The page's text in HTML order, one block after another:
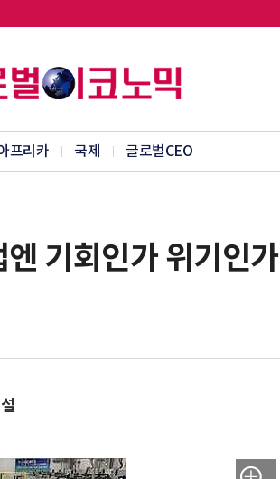
프리카 국제 글로벌CEO
기회인가 위기인가